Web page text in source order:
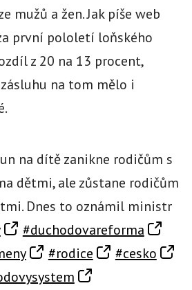
mužů a žen. Jak píše web
první pololetí loňského
z 20 na 13 procent,
na tom mělo i
na dítě zanikne rodičům s
dětmi, ale zůstane rodičům
Dnes to oznámil ministr
#duchodovareforma
#rodice
#cesko